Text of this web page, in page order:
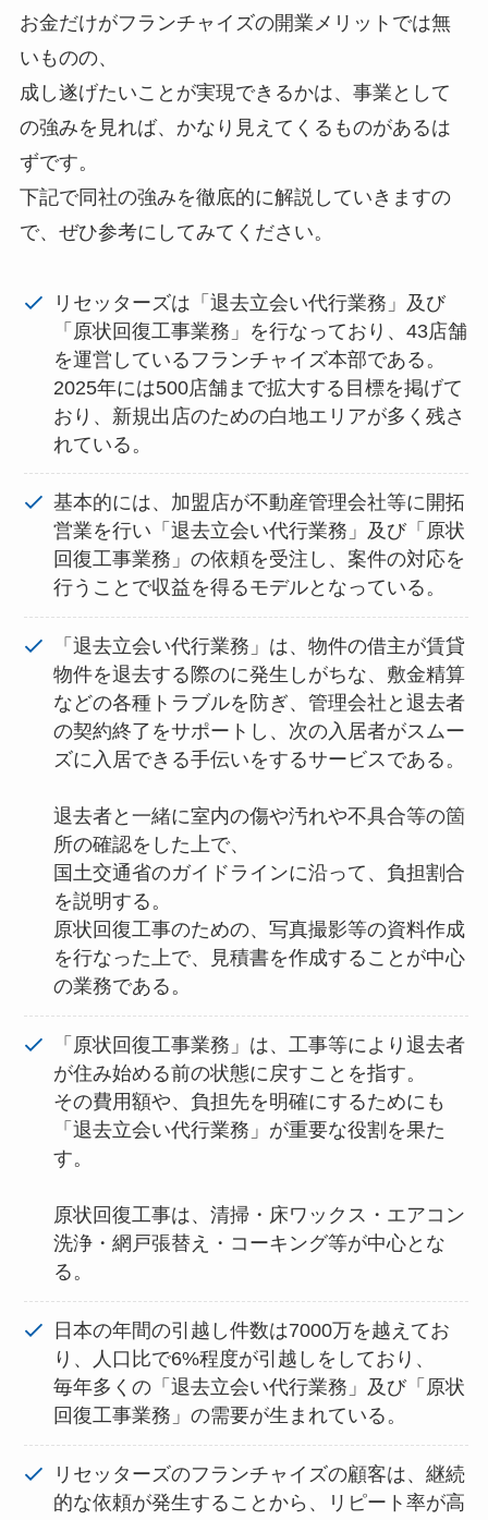
お金だけがフランチャイズの開業メリットでは無
いものの、
成し遂げたいことが実現できるかは、事業として
の強みを見れば、かなり見えてくるものがあるは
ずです。
下記で同社の強みを徹底的に解説していきますの
で、ぜひ参考にしてみてください。
リセッターズは「退去立会い代行業務」及び
「原状回復工事業務」を行なっており、43店舗
を運営しているフランチャイズ本部である。
2025年には500店舗まで拡大する目標を掲げて
おり、新規出店のための白地エリアが多く残さ
れている。
基本的には、加盟店が不動産管理会社等に開拓
営業を行い「退去立会い代行業務」及び「原状
回復工事業務」の依頼を受注し、案件の対応を
行うことで収益を得るモデルとなっている。
「退去立会い代行業務」は、物件の借主が賃貸
物件を退去する際のに発生しがちな、敷金精算
などの各種トラブルを防ぎ、管理会社と退去者
の契約終了をサポートし、次の入居者がスムー
ズに入居できる手伝いをするサービスである。
退去者と一緒に室内の傷や汚れや不具合等の箇
所の確認をした上で、
国土交通省のガイドラインに沿って、負担割合
を説明する。
原状回復工事のための、写真撮影等の資料作成
を行なった上で、見積書を作成することが中心
の業務である。
「原状回復工事業務」は、工事等により退去者
が住み始める前の状態に戻すことを指す。
その費用額や、負担先を明確にするためにも
「退去立会い代行業務」が重要な役割を果た
す。
原状回復工事は、清掃・床ワックス・エアコン
洗浄・網戸張替え・コーキング等が中心とな
る。
日本の年間の引越し件数は7000万を越えてお
り、人口比で6%程度が引越しをしており、
毎年多くの「退去立会い代行業務」及び「原状
回復工事業務」の需要が生まれている。
リセッターズのフランチャイズの顧客は、継続
的な依頼が発生することから、リピート率が高